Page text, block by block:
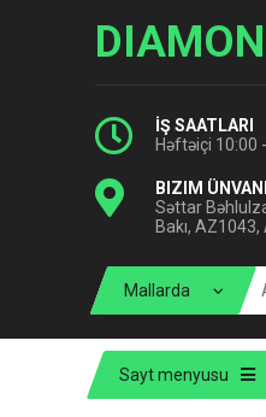
İŞ SAATLARI
Həftəiçi 10:00
BIZIM
Səttar
Bakı,
Sayt menyusu